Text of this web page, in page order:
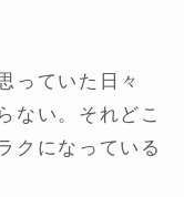
っていた日々
ない。それどこ
クになっている